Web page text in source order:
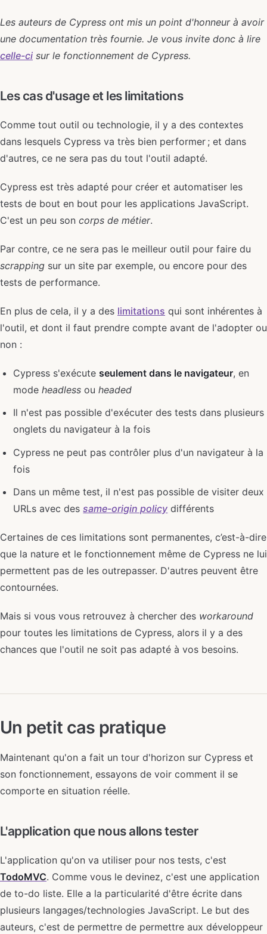
Les auteurs de Cypress ont mis un point d'honneur à avoir
une documentation très fournie. Je vous invite donc à lire
celle-ci sur le fonctionnement de Cypress.
Les cas d'usage et les limitations
Comme tout outil ou technologie, il y a des contextes
dans lesquels Cypress va très bien performer ; et dans
d'autres, ce ne sera pas du tout l'outil adapté.
Cypress est très adapté pour créer et automatiser les
tests de bout en bout pour les applications JavaScript.
C'est un peu son corps de métier.
Par contre, ce ne sera pas le meilleur outil pour faire du
scrapping sur un site par exemple, ou encore pour des
tests de performance.
En plus de cela, il y a des limitations qui sont inhérentes à
l'outil, et dont il faut prendre compte avant de l'adopter ou
non :
Cypress s'exécuteseulement dans le navigateur, en
modeheadless ouheaded
Il n'est pas possible d'exécuter des tests dans plusieurs
onglets du navigateur à la fois
Cypress ne peut pas contrôler plus d'un navigateur à la
fois
Dans un même test, il n'est pas possible de visiter deux
URLs avec dessame-origin policy différents
Certaines de ces limitations sont permanentes, c’est-à-dire
que la nature et le fonctionnement même de Cypress ne lui
permettent pas de les outrepasser. D'autres peuvent être
contournées.
Mais si vous vous retrouvez à chercher des workaround
pour toutes les limitations de Cypress, alors il y a des
chances que l'outil ne soit pas adapté à vos besoins.
Un petit cas pratique
Maintenant qu'on a fait un tour d'horizon sur Cypress et
son fonctionnement, essayons de voir comment il se
comporte en situation réelle.
L'application que nous allons tester
L'application qu'on va utiliser pour nos tests, c'est
TodoMVC. Comme vous le devinez, c'est une application
de to-do liste. Elle a la particularité d'être écrite dans
plusieurs langages/technologies JavaScript. Le but des
auteurs, c'est de permettre de permettre aux développeur